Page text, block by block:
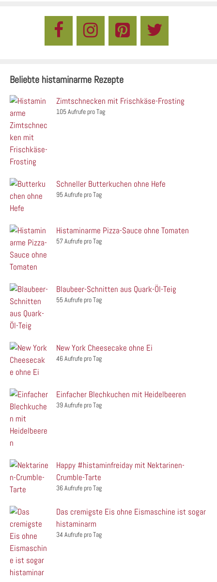
Beliebte histaminarme Rezepte
Zimtschnecken mit Frischkäse-Frosting
105 Aufrufe pro Tag
Schneller Butterkuchen ohne Hefe
95 Aufrufe pro Tag
Histaminarme Pizza-Sauce ohne Tomaten
57 Aufrufe pro Tag
Blaubeer-Schnitten aus Quark-Öl-Teig
55 Aufrufe pro Tag
New York Cheesecake ohne Ei
46 Aufrufe pro Tag
Einfacher Blechkuchen mit Heidelbeeren
39 Aufrufe pro Tag
Happy #histaminfreiday mit Nektarinen-
Crumble-Tarte
36 Aufrufe pro Tag
Das cremigste Eis ohne Eismaschine ist sogar
histaminarm
34 Aufrufe pro Tag